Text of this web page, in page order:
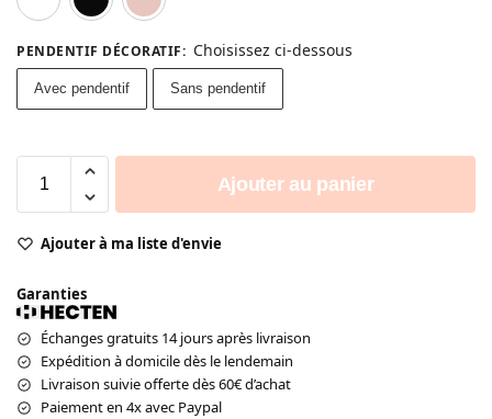
PENDENTIF DÉCORATIF: Choisissez ci-dessous
Avec pendentif Sans pendentif
Ajouter au panier
Ajouter à ma liste d'envie
Garanties
Échanges gratuits 14 jours après livraison
Expédition à domicile dès le lendemain
Livraison suivie offerte dès 60€ d’achat
Paiement en 4x avec Paypal